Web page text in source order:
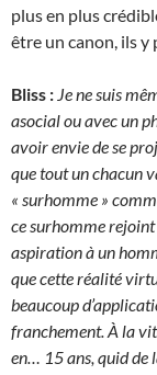
plus en plus
être un canon, ils y
Bliss : Je ne suis
asocial ou avec un
avoir envie de se
que tout un chacun
« surhomme »
ce surhomme
aspiration à un
que cette réalité
beaucoup
franchement. À la
en… 15 ans, quid de